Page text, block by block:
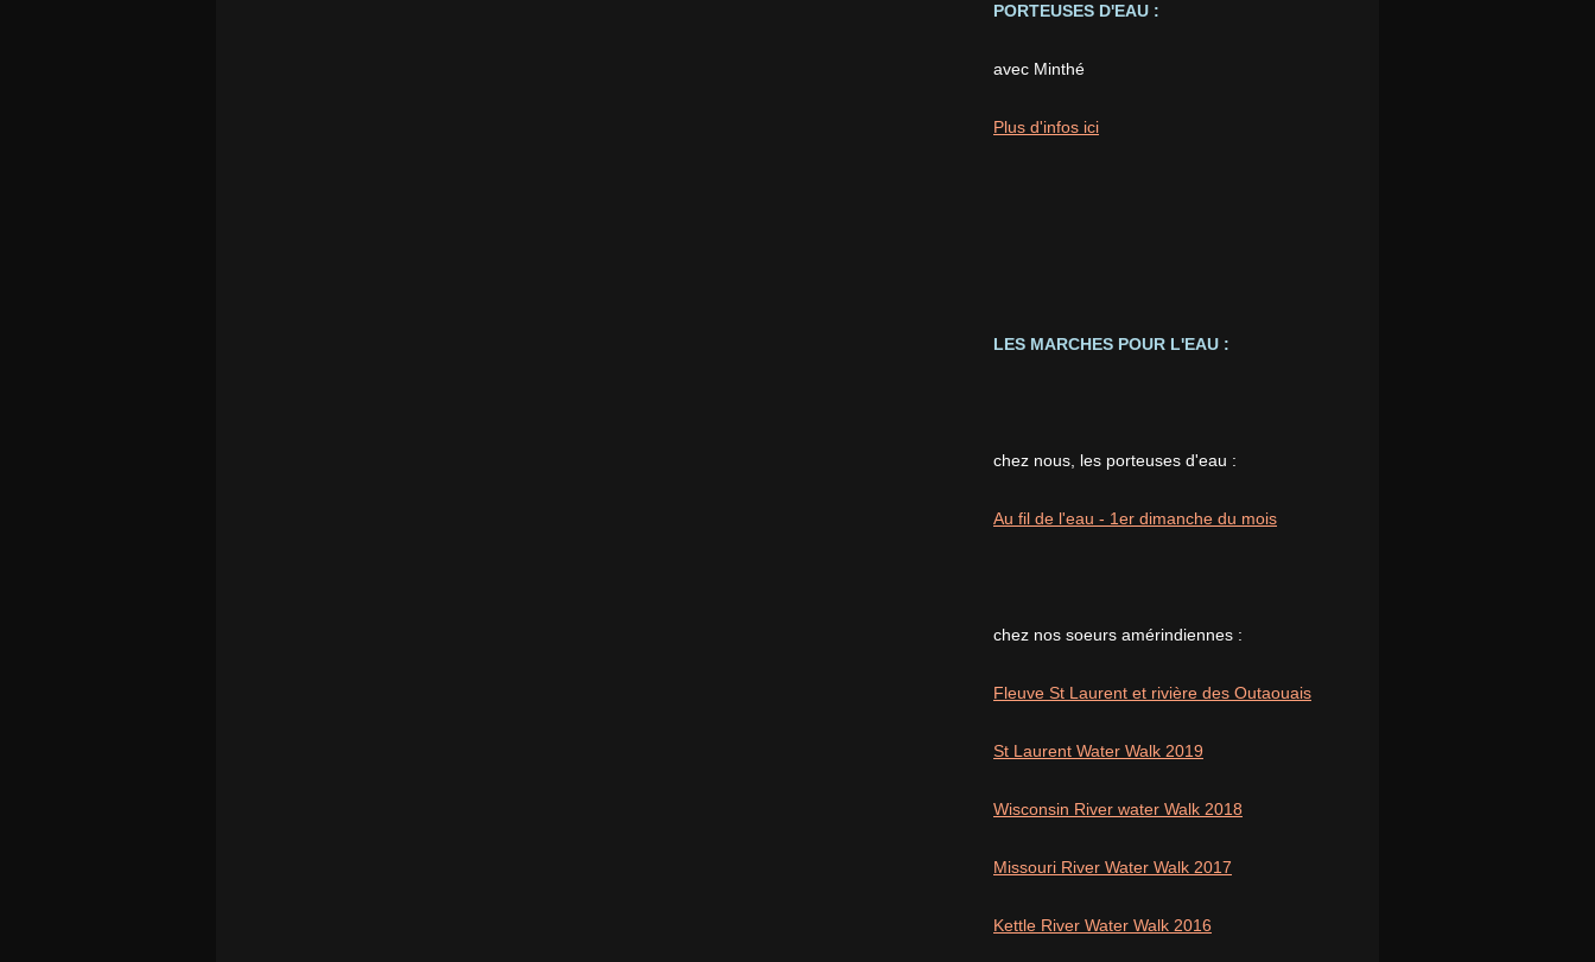
PORTEUSES D'EAU :
avec Minthé
Plus d'infos ici
LES MARCHES POUR L'EAU :
chez nous, les porteuses d'eau :
Au fil de l'eau - 1er dimanche du mois
chez nos soeurs amérindiennes :
Fleuve St Laurent et rivière des Outaouais
St Laurent Water Walk 2019
Wisconsin River water Walk 2018
Missouri River Water Walk 2017
Kettle River Water Walk 2016